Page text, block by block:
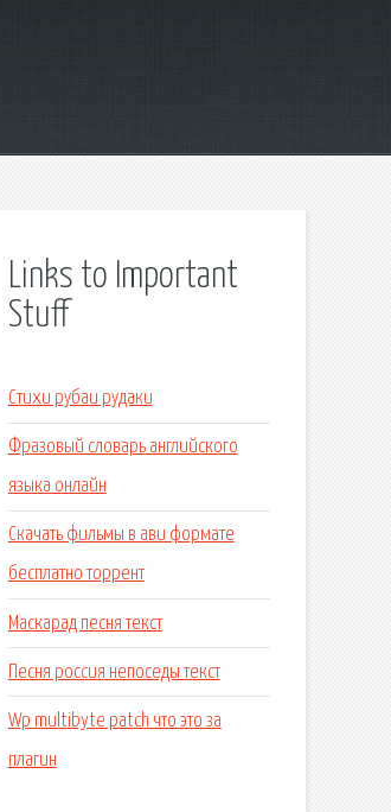
Links to Important
Stuff
Стихи рубаи рудаки
Фразовый словарь английского
языка онлайн
Скачать фильмы в ави формате
бесплатно торрент
Маскарад песня текст
Песня россия непоседы текст
Wp multibyte patch что это за
плагин